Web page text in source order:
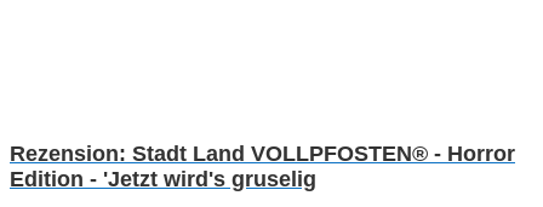
Rezension: Stadt Land VOLLPFOSTEN® - Horror
Edition - 'Jetzt wird's gruselig